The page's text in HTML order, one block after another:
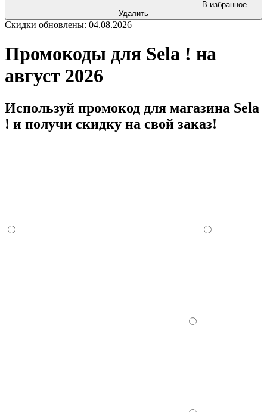
В избранное
Удалить
Скидки обновлены: 04.08.2026
Промокоды для Sela ! на
август 2026
Используй промокод для магазина Sela
! и получи скидку на свой заказ!